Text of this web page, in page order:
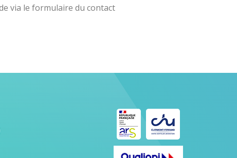
via le formulaire du contact